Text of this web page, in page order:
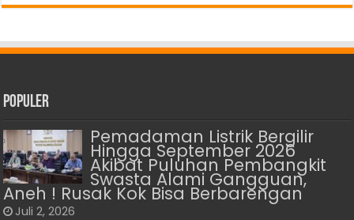
Populer
Pemadaman Listrik Bergilir
Hingga September 2026
Akibat Puluhan Pembangkit
Swasta Alami Gangguan,
Aneh ! Rusak Kok Bisa Berbarengan
Juli 2, 2026